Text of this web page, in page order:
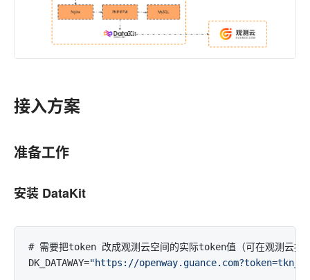
接入方案
准备工作
安装 DataKit
# 需要把token 改成观测云空间的实际token值（可在观测云
DK_DATAWAY="https://